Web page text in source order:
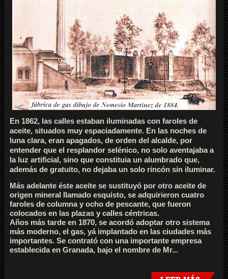
En 1862, las calles estaban iluminadas con faroles de
aceite, situados muy espaciadamente. En las noches de
luna clara, eran apagados, de orden del alcalde, por
entender que el resplandor selénico, no solo aventajaba a
la luz artificial, sino que constituia un alumbrado que,
además de gratuito, no dejaba un solo rincón sin iluminar.
Más adelante éste aceite se sustituyó por otro aceite de
origen mineral llamado esquisto, se adquirieron cuatro
faroles de columna y ocho de pescante, que fueron
colocados en las plazas y calles céntricas.
Años más tarde en 1870, se acordó adoptar otro sistema
más moderno, el gas, yá implantado en las ciudades más
importantes. Se contrató con una importante empresa
establecida en Granada, bajo el nombre de Mr...